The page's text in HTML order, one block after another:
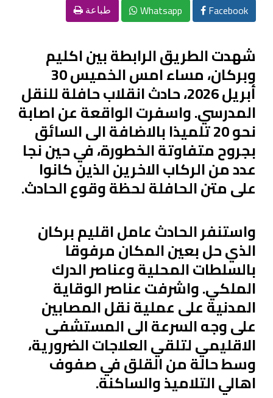
Facebook
Whatsapp طباعة
شهدت الطريق الرابطة بين اكليم
وبركان، مساء امس الخميس 30
أبريل 2026، حادث انقلاب حافلة للنقل
المدرسي. واسفرت الواقعة عن اصابة
نحو 20 تلميذا بالاضافة الى السائق
بجروح متفاوتة الخطورة، في حين نجا
عدد من الركاب الاخرين الذين كانوا
على متن الحافلة لحظة وقوع الحادث.
واستنفر الحادث عامل اقليم بركان
الذي حل بعين المكان مرفوقا
بالسلطات المحلية وعناصر الدرك
الملكي. واشرفت عناصر الوقاية
المدنية على عملية نقل المصابين
على وجه السرعة الى المستشفى
الاقليمي لتلقي العلاجات الضرورية،
وسط حالة من القلق في صفوف
اهالي التلاميذ والساكنة.